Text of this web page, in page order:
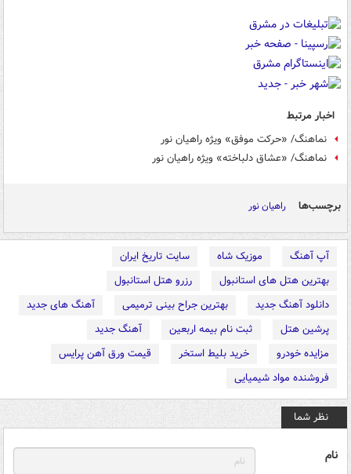
اخبار مرتبط
نماهنگ/ «حرکت موفق» ویژه راهیان نور
نماهنگ/ «عشاق دلباخته» ویژه راهیان نور
برچسب‌ها راهیان نور
آپ آهنگ موزیک شاه
سایت تاریخ ایران
بهترین هتل های استانبول
رزرو هتل استانبول
دانلود آهنگ جدید
بهترین جراح بینی ترمیمی
آهنگ های جدید
پرشین هتل
ثبت نام بیمه اربعین
آهنگ جدید
مزایده خودرو
خرید بلیط استخر
قیمت ورق آهن پرایس
فروشنده مواد شیمیایی
نظر شما
نام